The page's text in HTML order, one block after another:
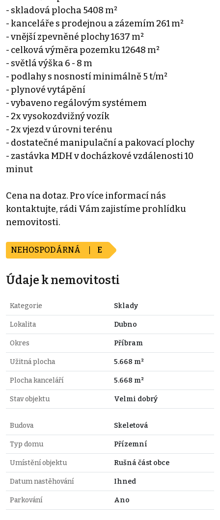
- skladová plocha 5408 m²
- kanceláře s prodejnou a zázemím 261 m²
- vnější zpevněné plochy 1637 m²
- celková výměra pozemku 12648 m²
- světlá výška 6 - 8 m
- podlahy s nosností minimálně 5 t/m²
- plynové vytápění
- vybaveno regálovým systémem
- 2x vysokozdvižný vozík
- 2x vjezd v úrovni terénu
- dostatečné manipulační a pakovací plochy
- zastávka MDH v docházkové vzdálenosti 10
minut
Cena na dotaz. Pro více informací nás
kontaktujte, rádi Vám zajistíme prohlídku
nemovitosti.
NEHOSPODÁRNÁ E
Údaje k nemovitosti
Kategorie Sklady
Lokalita Dubno
Okres Příbram
Užitná plocha 5.668 m²
Plocha kanceláří 5.668 m²
Stav objektu Velmi dobrý
Budova Skeletová
Typ domu Přízemní
Umístění objektu Rušná část obce
Datum nastěhování Ihned
Parkování Ano